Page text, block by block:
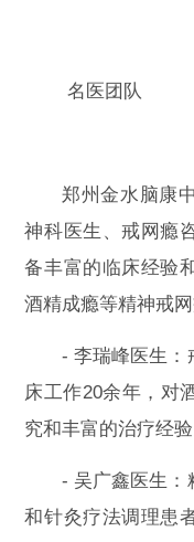
名医团队
郑州金水脑康
神科医生、戒网瘾
备丰富的临床经验
酒精成瘾等精神戒
- 李瑞峰医生：
床工作20余年，对
究和丰富的治疗经验
- 吴广鑫医生：
和针灸疗法调理患